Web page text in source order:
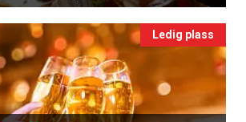
Ledig plass